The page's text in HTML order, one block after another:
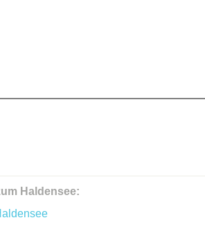
Haldensee: